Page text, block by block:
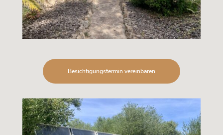
Besichtigungstermin vereinbaren